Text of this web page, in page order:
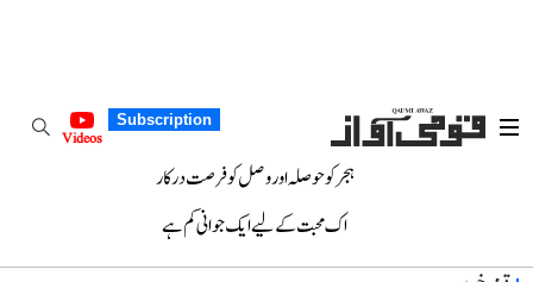
Subscription
Videos
ہجر کو حوصلہ اور وصل کو فرصت درکار
اک محبت کے لیے ایک جوانی کم ہے